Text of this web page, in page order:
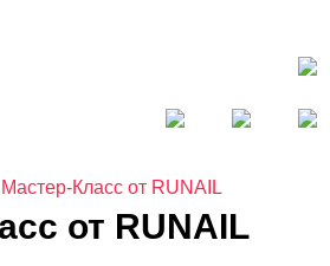
Мастер-Класс от RUNAIL
от RUNAIL